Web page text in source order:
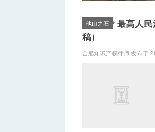
他山之石
最高人
稿）
合肥知识产权律师 发布于